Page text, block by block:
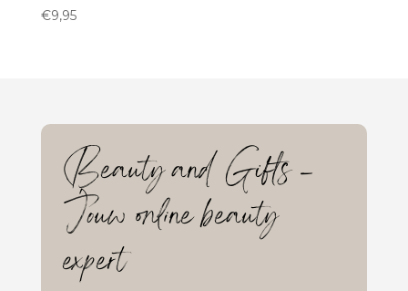
€9,95
Beauty and Gifts –
Jouw online beauty
expert